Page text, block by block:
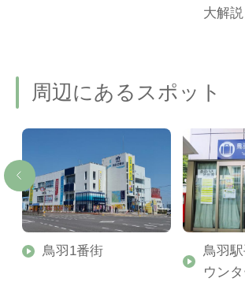
大解説
周辺にあるスポット
鳥羽1番街
鳥羽
ウン